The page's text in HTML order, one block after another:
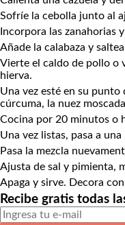
Sofríe la cebolla junto al
Incorpora las zanahorias
Añade la calabaza y
Vierte el caldo de pollo o
hierva.
Una vez esté en su punto
cúrcuma, la nuez
Cocina por 20 minutos o
Una vez listas, pasa a
Pasa la mezcla
Ajusta de sal y pimienta,
Apaga y sirve. Decora
Recibe gratis todas